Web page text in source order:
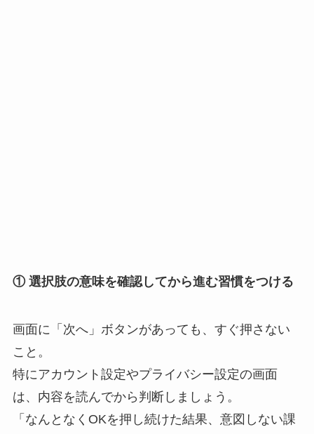
① 選択肢の意味を確認してから進む習慣をつける
画面に「次へ」ボタンがあっても、すぐ押さない
こと。
特にアカウント設定やプライバシー設定の画面
は、内容を読んでから判断しましょう。
「なんとなくOKを押し続けた結果、意図しない課